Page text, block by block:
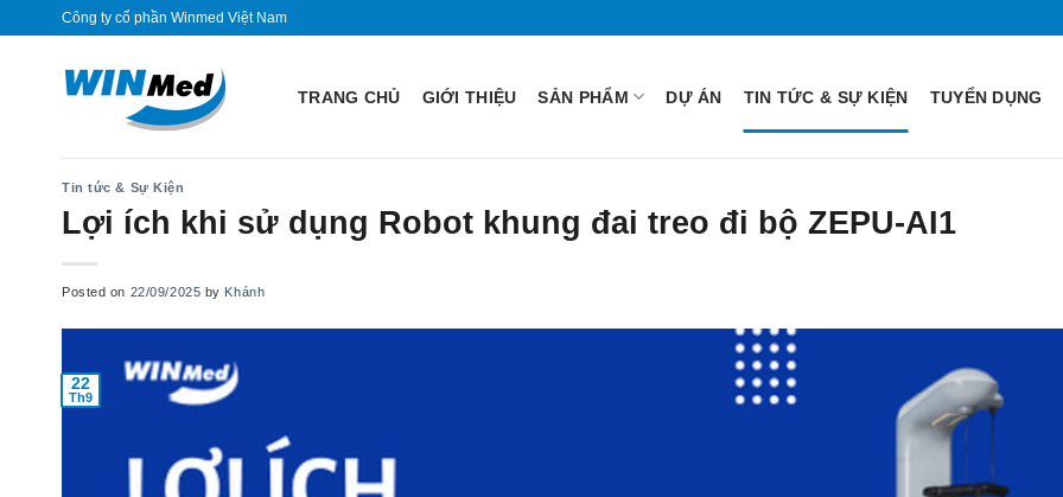
Công ty cổ phần Winmed Việt Nam
TRANG CHỦ GIỚI THIỆU SẢN PHẨM DỰ ÁN TIN TỨC & SỰ KIỆN TUYỂN DỤNG
Tin tức & Sự Kiện
Lợi ích khi sử dụng Robot khung đai treo đi bộ ZEPU-AI1
Posted on 22/09/2025 by Khánh
22
Th9